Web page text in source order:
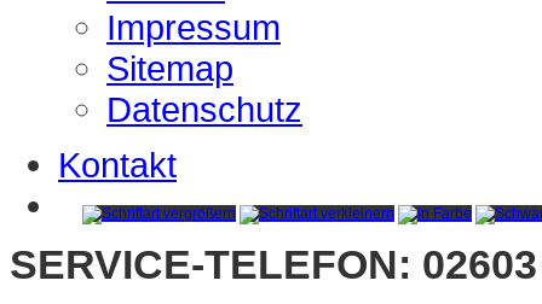
Impressum
Sitemap
Datenschutz
Kontakt
SERVICE-TELEFON: